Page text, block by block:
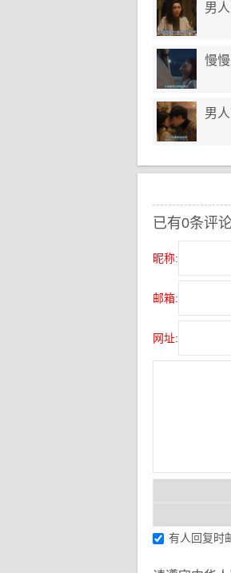
男
慢
男
已有0条评
昵称:
邮箱:
网址:
有人回复时